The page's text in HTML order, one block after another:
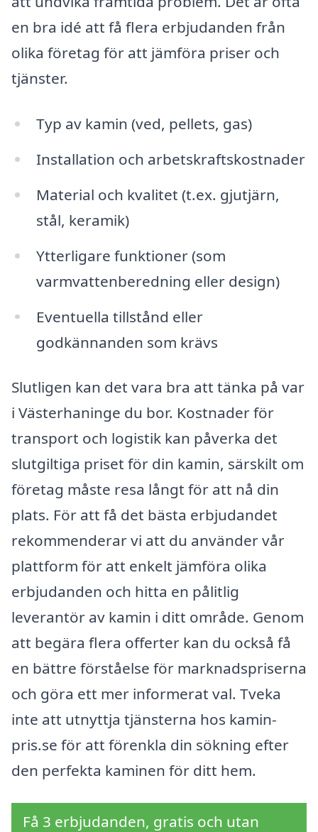
en bra idé att få flera erbjudanden från
olika företag för att jämföra priser och
tjänster.
Typ av kamin (ved, pellets, gas)
Installation och arbetskraftskostnader
Material och kvalitet (t.ex. gjutjärn,
stål, keramik)
Ytterligare funktioner (som
varmvattenberedning eller design)
Eventuella tillstånd eller
godkännanden som krävs
Slutligen kan det vara bra att tänka på var
i Västerhaninge du bor. Kostnader för
transport och logistik kan påverka det
slutgiltiga priset för din kamin, särskilt om
företag måste resa långt för att nå din
plats. För att få det bästa erbjudandet
rekommenderar vi att du använder vår
plattform för att enkelt jämföra olika
erbjudanden och hitta en pålitlig
leverantör av kamin i ditt område. Genom
att begära flera offerter kan du också få
en bättre förståelse för marknadspriserna
och göra ett mer informerat val. Tveka
inte att utnyttja tjänsterna hos kamin-
pris.se för att förenkla din sökning efter
den perfekta kaminen för ditt hem.
Få 3 erbjudanden, gratis och utan